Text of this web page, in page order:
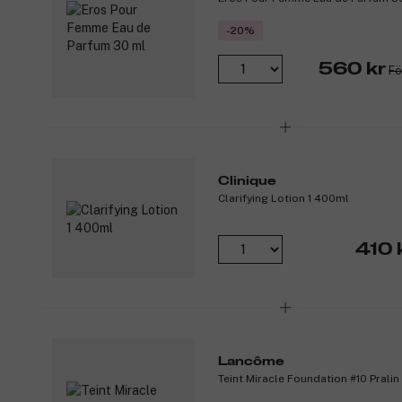
-20%
560 kr
Clinique
Clarifying Lotion 1 400ml
410
Lancôme
Teint Miracle Foundation #10